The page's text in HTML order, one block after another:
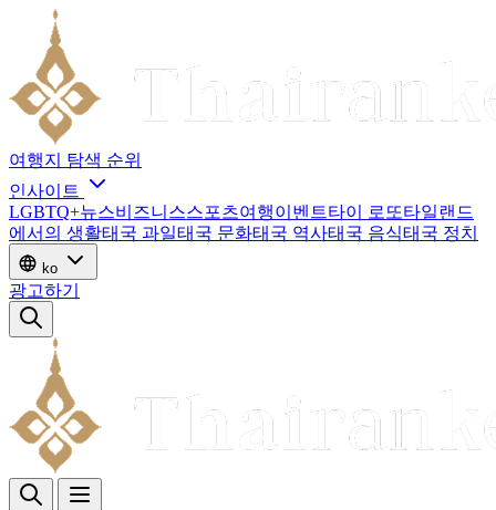
여행지 탐색 순위
인사이트
LGBTQ+뉴스비즈니스스포츠여행이벤트타이 로또타일랜드
에서의 생활태국 과일태국 문화태국 역사태국 음식태국 정치
ko
광고하기